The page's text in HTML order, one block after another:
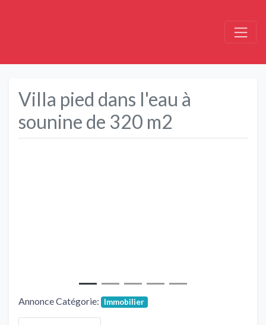
Villa pied dans l'eau à
sounine de 320 m2
Annonce Catégorie: Immobilier